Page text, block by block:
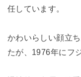
任しています。
かわいらしい顔立
たが、1976年にフ